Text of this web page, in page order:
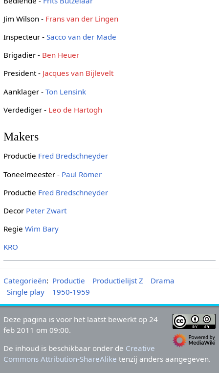
Jim Wilson - Frans van der Lingen
Inspecteur - Sacco van der Made
Brigadier - Ben Heuer
President - Jacques van Bijlevelt
Aanklager - Ton Lensink
Verdediger - Leo de Hartogh
Makers
Productie Fred Bredschneyder
Toneelmeester - Paul Römer
Productie Fred Bredschneyder
Decor Peter Zwart
Regie Wim Bary
KRO
Categorieën: Productie Productielijst Z
Drama
Single play
1950-1959
Deze pagina is voor het laatst bewerkt op 24
feb 2011 om 09:00.
De inhoud is beschikbaar onder de Creative
Commons Attribution-ShareAlike tenzij anders aangegeven.